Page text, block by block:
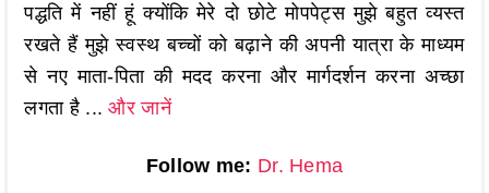
पद्धति में नहीं हूं क्योंकि मेरे दो छोटे मोपपेट्स मुझे बहुत व्यस्त
रखते हैं मुझे स्वस्थ बच्चों को बढ़ाने की अपनी यात्रा के माध्यम
से नए माता-पिता की मदद करना और मार्गदर्शन करना अच्छा
लगता है ...और जानें
Follow me: Dr. Hema